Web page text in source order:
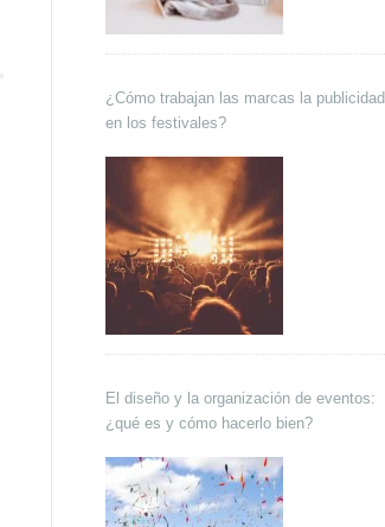
¿Cómo trabajan las marcas la publicidad
en los festivales?
El diseño y la organización de eventos:
¿qué es y cómo hacerlo bien?